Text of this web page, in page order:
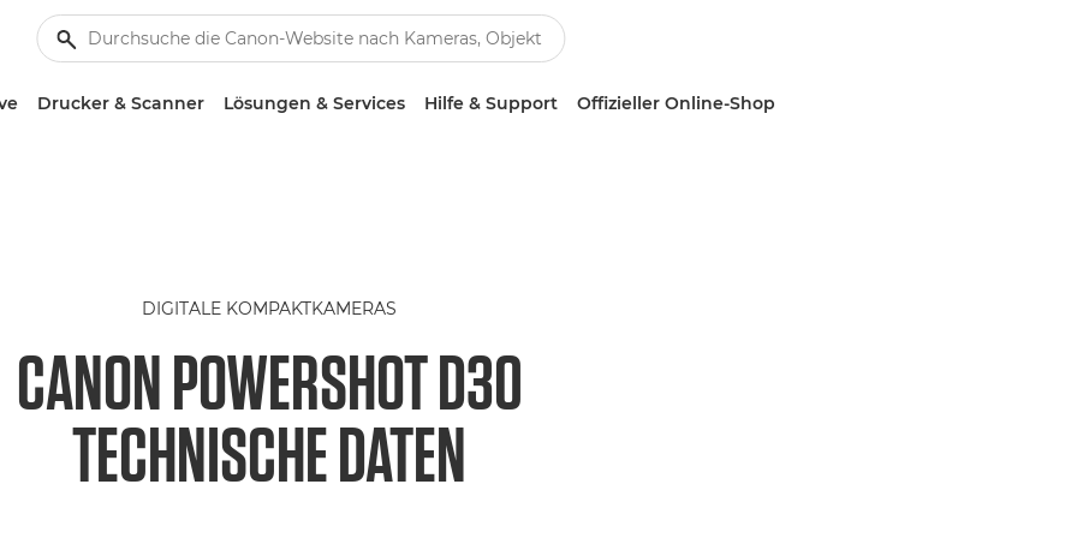
Drucker & Scanner Lösungen & Services Hilfe & Support Offizieller Online-Shop
DIGITALE KOMPAKTKAMERAS
CANON POWERSHOT D30
TECHNISCHE DATEN